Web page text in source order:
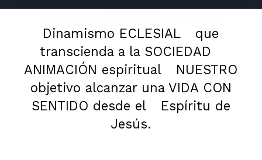
Dinamismo ECLESIAL
que
transcienda a la SOCIEDAD
ANIMACIÓN espiritual
NUESTRO
objetivo alcanzar una VIDA CON
SENTIDO desde el
Espíritu de
Jesús.